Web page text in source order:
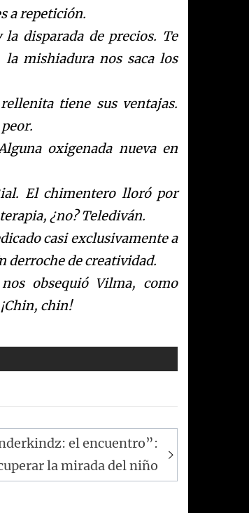
a repetición.
disparada de precios. Te
mishiadura nos saca los
tiene sus ventajas.
oxigenada nueva en
El chimentero lloró por
¿no? Telediván.
casi exclusivamente a
derroche de creatividad.
obsequió Vilma, como
chin!
el encuentro”:
la mirada del niño